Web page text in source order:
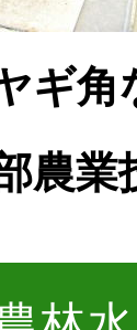
ギ角
農業